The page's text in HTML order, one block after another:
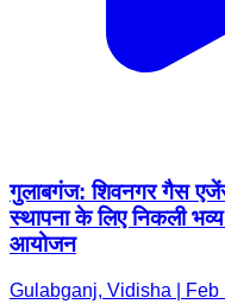
गुलाबगंज: शिवनगर गैस
स्थापना के लिए निकली
आयोजन
Gulabganj, Vidisha | Feb